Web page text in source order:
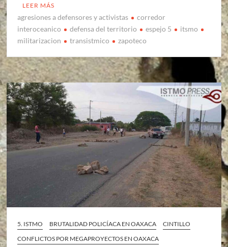
LEER MÁS
agresiones a defensores y activistas
corredor
interoceanico
defensa del territorio espejo 5
itsmo
militarizacion
transistmico zapoteco
5. ISTMO BRUTALIDAD POLICÍACA EN OAXACA
CINTILLO
CONFLICTOS POR MEGAPROYECTOS EN OAXACA